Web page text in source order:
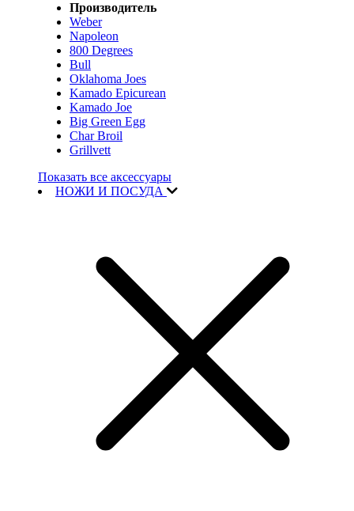
Производитель
Weber
Napoleon
800 Degrees
Bull
Oklahoma Joes
Kamado Epicurean
Kamado Joe
Big Green Egg
Char Broil
Grillvett
Показать все аксессуары
НОЖИ И ПОСУДА